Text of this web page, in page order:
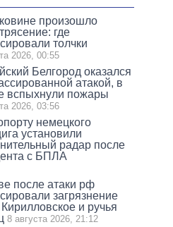
произошло
где
толчки
2026, 00:55
Белгород оказался
атакой, в
вспыхнули пожары
2026, 03:56
немецкого
установили
радар после
с БПЛА
после атаки рф
загрязнение
и ручья
8 августа 2026, 21:12